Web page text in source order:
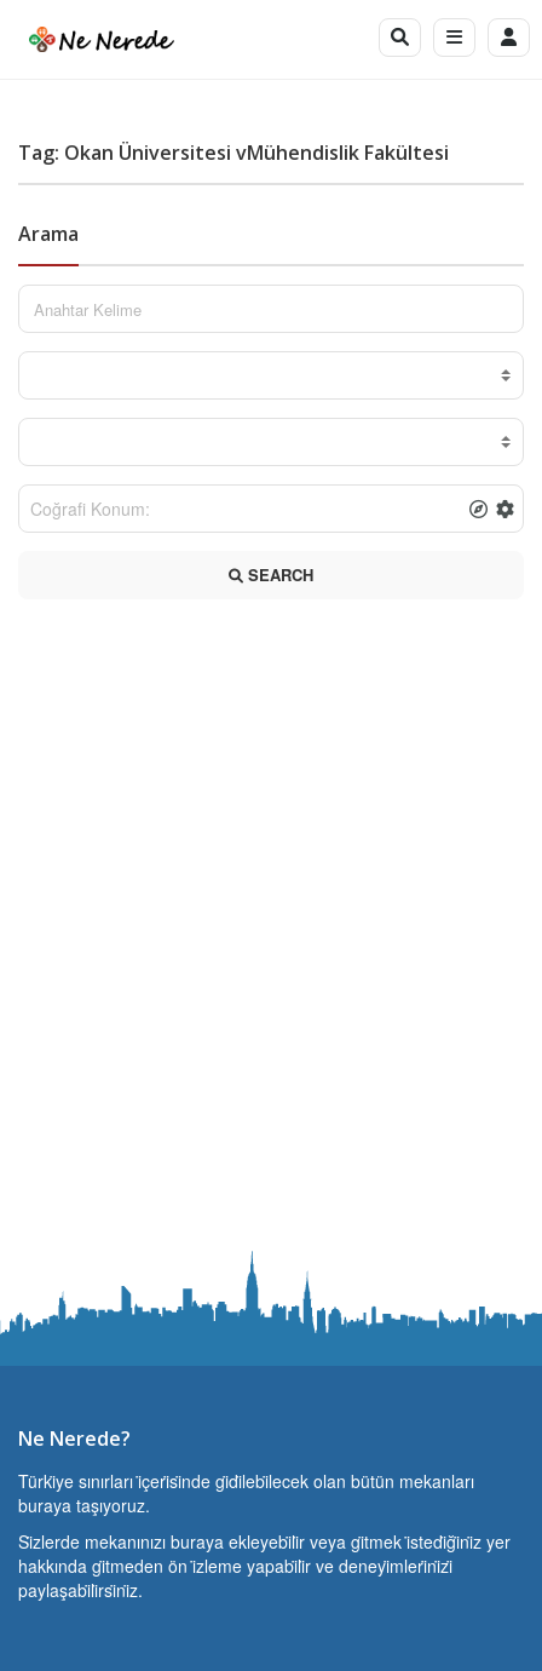
Tag: Okan Üniversitesi vMühendislik Fakültesi
Arama
SEARCH
Ne Nerede?
Türki̇ye sınırları i̇çeri̇si̇nde gi̇di̇lebi̇lecek olan bütün mekanları
buraya taşıyoruz.
Si̇zlerde mekanınızı buraya ekleyebi̇li̇r veya gi̇tmek i̇stedi̇ği̇ni̇z yer
hakkında gi̇tmeden ön i̇zleme yapabi̇li̇r ve deneyi̇mleri̇ni̇zi̇
paylaşabi̇li̇rsi̇ni̇z.